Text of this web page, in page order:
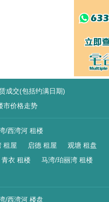
成交(包括约满日期)
市价格走势
/西湾河 租楼
租屋 启德 租屋
观塘 租盘
青衣 租楼
马湾/珀丽湾 租楼
/西湾河 楼盘